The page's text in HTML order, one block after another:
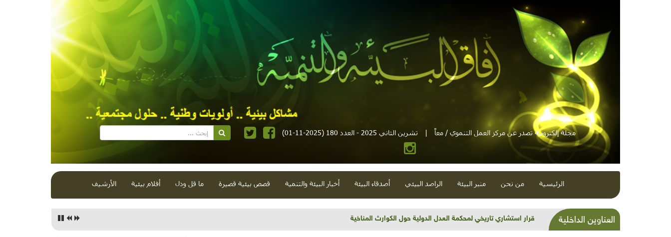
مجلة إلكترونية تصدر عن مركز العمل التنموي / معاً | تشرين الثاني 2025 - العدد 180 (2025-11-01)
الرئيسية من نحن منبر البيئة الراصد البيئي أصدقاء البيئة أخبار البيئة والتنمية قصص بيئية قصيرة ما قل ودل أفلام بيئية الأرشيف
العناوين الداخلية شذرات بيئية وتنموية...بنية تحتية وحلويات قبيحة وحاكورة ونوبل وزيتون و"سيباط"